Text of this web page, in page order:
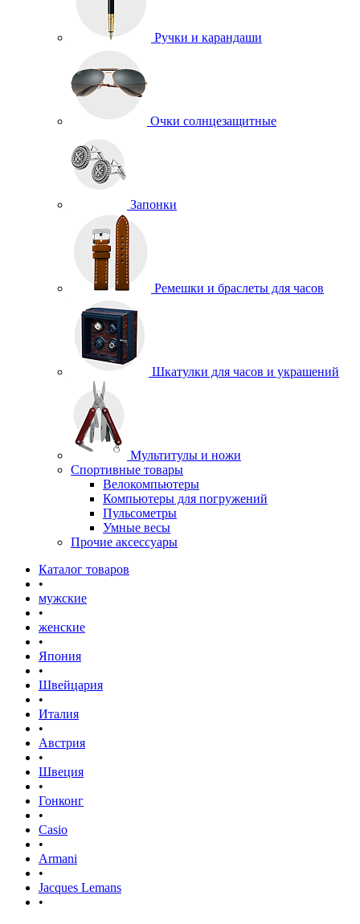
Ручки и карандаши
Очки солнцезащитные
Запонки
Ремешки и браслеты для часов
Шкатулки для часов и украшений
Мультитулы и ножи
Спортивные товары
Велокомпьютеры
Компьютеры для погружений
Пульсометры
Умные весы
Прочие аксессуары
Каталог товаров
•
мужские
•
женские
•
Япония
•
Швейцария
•
Италия
•
Австрия
•
Швеция
•
Гонконг
•
Casio
•
Armani
•
Jacques Lemans
•